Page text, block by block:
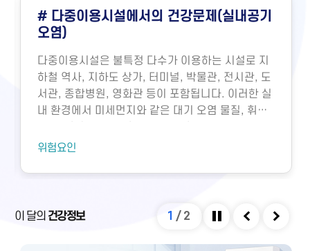
# 다중이용시설에서의 건강문제(실내공기
오염)
다중이용시설은 불특정 다수가 이용하는 시설로 지
하철 역사, 지하도 상가, 터미널, 박물관, 전시관, 도
서관, 종합병원, 영화관 등이 포함됩니다. 이러한 실
내 환경에서 미세먼지와 같은 대기 오염 물질, 휘발
오염물질에 노출되면 호흡기 질환 등 다양한 건강 문
가 부족하면 두통, 구토, 근육통, 불쾌감과 같은 빌딩
실내외 온도 차와 건조한 환경으로 인해 냉방병도 나
와 충분한 휴식을 통해 대부분 예방 및 관리할 수 있
위험요인
이 달의 건강정보 1 / 2